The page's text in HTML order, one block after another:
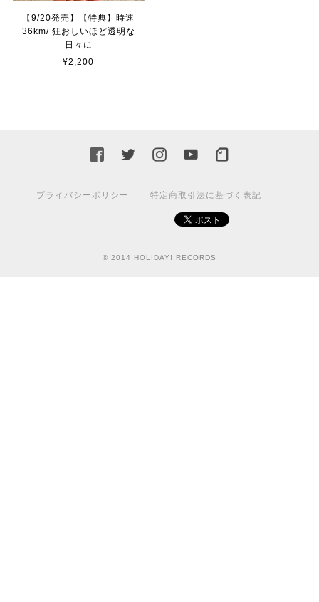
【9/20発売】【特典】時速
36km/ 狂おしいほど透明な
日々に
¥2,200
プライバシーポリシー 特定商取引法に基づく表記
© 2014 HOLIDAY! RECORDS